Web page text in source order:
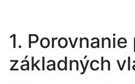
1.
základných